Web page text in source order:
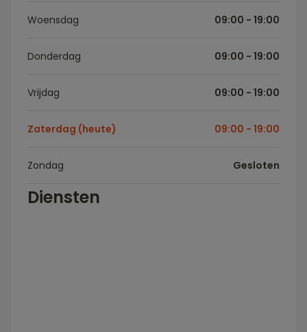
Woensdag 09:00 - 19:00
Donderdag 09:00 - 19:00
Vrijdag 09:00 - 19:00
Zaterdag (heute) 09:00 - 19:00
Zondag Gesloten
Diensten